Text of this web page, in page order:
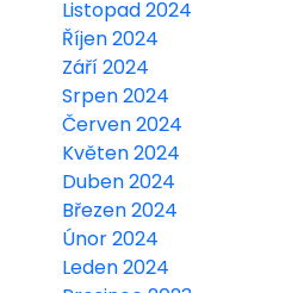
Listopad 2024
Říjen 2024
Září 2024
Srpen 2024
Červen 2024
Květen 2024
Duben 2024
Březen 2024
Únor 2024
Leden 2024